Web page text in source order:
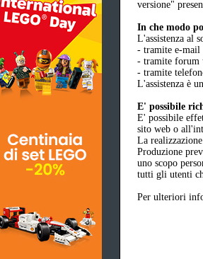
versione"
In che modo
L'assistenza al
- tramite e-mail
- tramite forum
- tramite
L'assistenza è
E' possibile
E' possibile
sito web o
La
Produzione
uno scopo
tutti gli utenti
Per ulteriori